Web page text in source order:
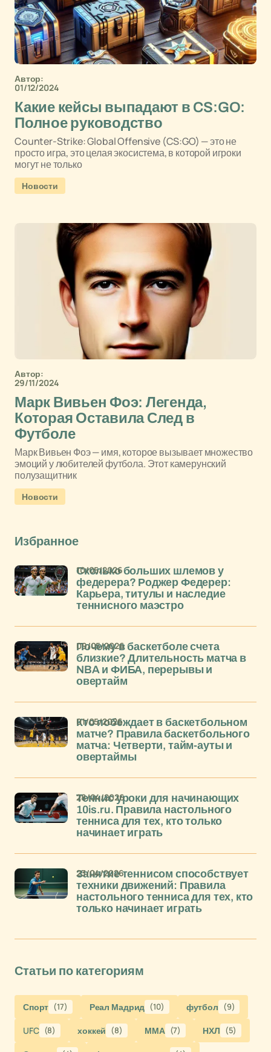
Автор:
01/12/2024
Какие кейсы выпадают в CS:GO:
Полное руководство
Counter-Strike: Global Offensive (CS:GO) — это не
просто игра, это целая экосистема, в которой игроки
могут не только
Новости
Автор:
29/11/2024
Марк Вивьен Фоэ: Легенда,
Которая Оставила След в
Футболе
Марк Вивьен Фоэ — имя, которое вызывает множество
эмоций у любителей футбола. Этот камерунский
полузащитник
Новости
Избранное
Сколько больших шлемов у
федерера? Роджер Федерер:
Карьера, титулы и наследие
теннисного маэстро
10/05/2026
Почему в баскетболе счета
близкие? Длительность матча в
NBA и ФИБА, перерывы и
овертайм
09/05/2026
Кто побеждает в баскетбольном
матче? Правила баскетбольного
матча: Четверти, тайм-ауты и
овертаймы
01/05/2026
Теннис уроки для начинающих
10is.ru. Правила настольного
тенниса для тех, кто только
начинает играть
28/04/2026
Занятие теннисом способствует
техники движений: Правила
настольного тенниса для тех, кто
только начинает играть
23/04/2026
Статьи по категориям
Спорт (17) Реал Мадрид (10) футбол (9)
UFC (8) хоккей (8) ММА (7) НХЛ (5)